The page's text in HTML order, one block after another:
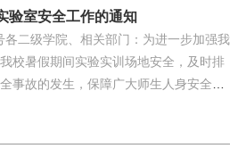
验室安全工作的通知
二级学院、相关部门：为进一步加强我
校暑假期间实验实训场地安全，及时排
事故的发生，保障广大师生人身安全和
教育委员会关于做好2026年高校实验室